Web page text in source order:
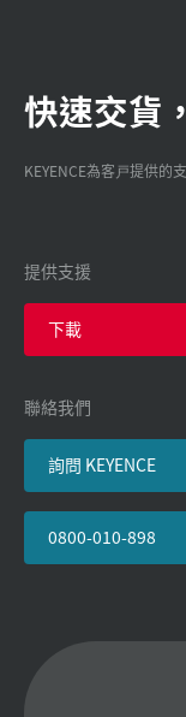
快速交貨
KEYENCE為客戸提供的
提供支援
下載
聯絡我們
詢問 KEYENCE
0800-010-898